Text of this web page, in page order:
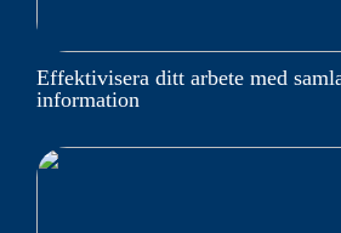
Effektivisera ditt arbete med
information